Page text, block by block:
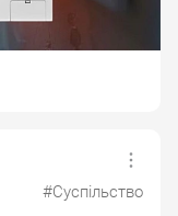
#Суспільство